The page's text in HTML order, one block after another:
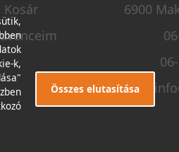
Kosár
6900
k,
Összes elutasítása